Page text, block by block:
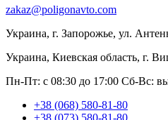
zakaz@poligonavto.com
Украина, г. Запорожье, ул.
Украина, Киевская область, г.
Пн-Пт: с 08:30 до 17:00 Сб-Вс:
+38 (068) 580-81-80
+38 (073) 580-81-80